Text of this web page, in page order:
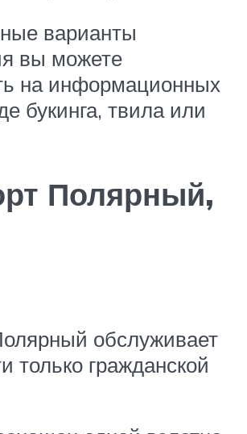
варианты
вы можете
на информационных
букинга, твила или
Полярный,
обслуживает
только гражданской